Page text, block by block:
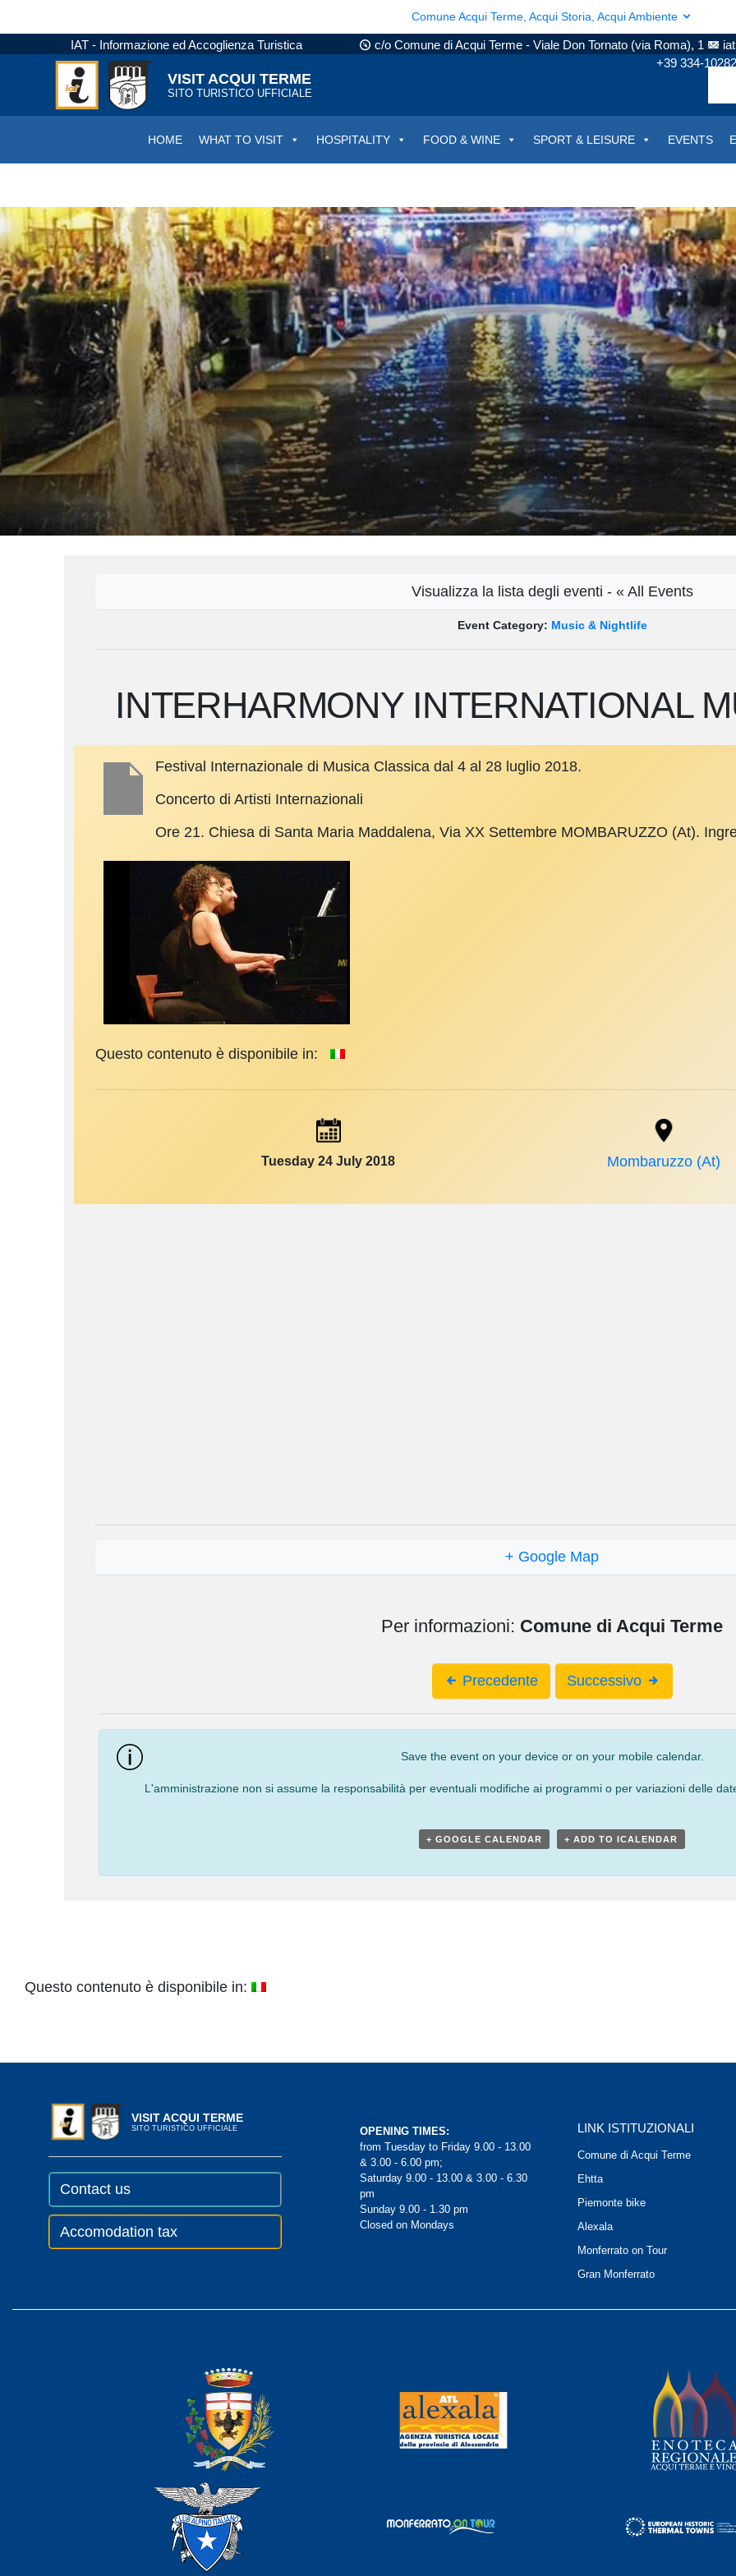
Comune Acqui Terme, Acqui Storia, Acqui Ambiente
IAT - Informazione ed Accoglienza Turistica c/o Comune di Acqui Terme - Viale Don Tornato (via Roma), 1
+39 334-
VISIT ACQUI TERME
SITO TURISTICO UFFICIALE
HOME WHAT TO VISIT HOSPITALITY FOOD & WINE SPORT & LEISURE EVENTS
Visualizza la lista degli eventi - « All Events
Event Category: Music & Nightlife
INTERHARMONY INTERNATIONAL
Festival Internazionale di Musica Classica dal 4 al 28 luglio 2018.
Concerto di Artisti Internazionali
Ore 21. Chiesa di Santa Maria Maddalena, Via XX Settembre MOMBARUZZO (At).
Questo contenuto è disponibile in:
Tuesday 24 July 2018 Mombaruzzo (At)
+ Google Map
Per informazioni: Comune di Acqui Terme
Navigation
Precedente Successivo
Save the event on your device or on your mobile calendar.
L'amministrazione non si assume la responsabilità per eventuali modifiche ai programmi o per variazioni delle
+ GOOGLE CALENDAR + ADD TO ICALENDAR
Questo contenuto è disponibile in:
VISIT ACQUI TERME
SITO TURISTICO UFFICIALE
Contact us
Accomodation tax
OPENING TIMES:
from Tuesday to Friday 9.00 - 13.00
& 3.00 - 6.00 pm;
Saturday 9.00 - 13.00 & 3.00 - 6.30
pm
Sunday 9.00 - 1.30 pm
Closed on Mondays
LINK ISTITUZIONALI
Comune di Acqui Terme
Ehtta
Piemonte bike
Alexala
Monferrato on Tour
Gran Monferrato